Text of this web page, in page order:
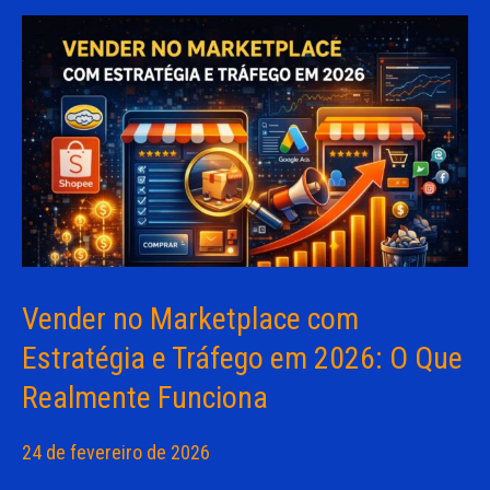
Vender no Marketplace com
Estratégia e Tráfego em 2026: O Que
Realmente Funciona
24 de fevereiro de 2026